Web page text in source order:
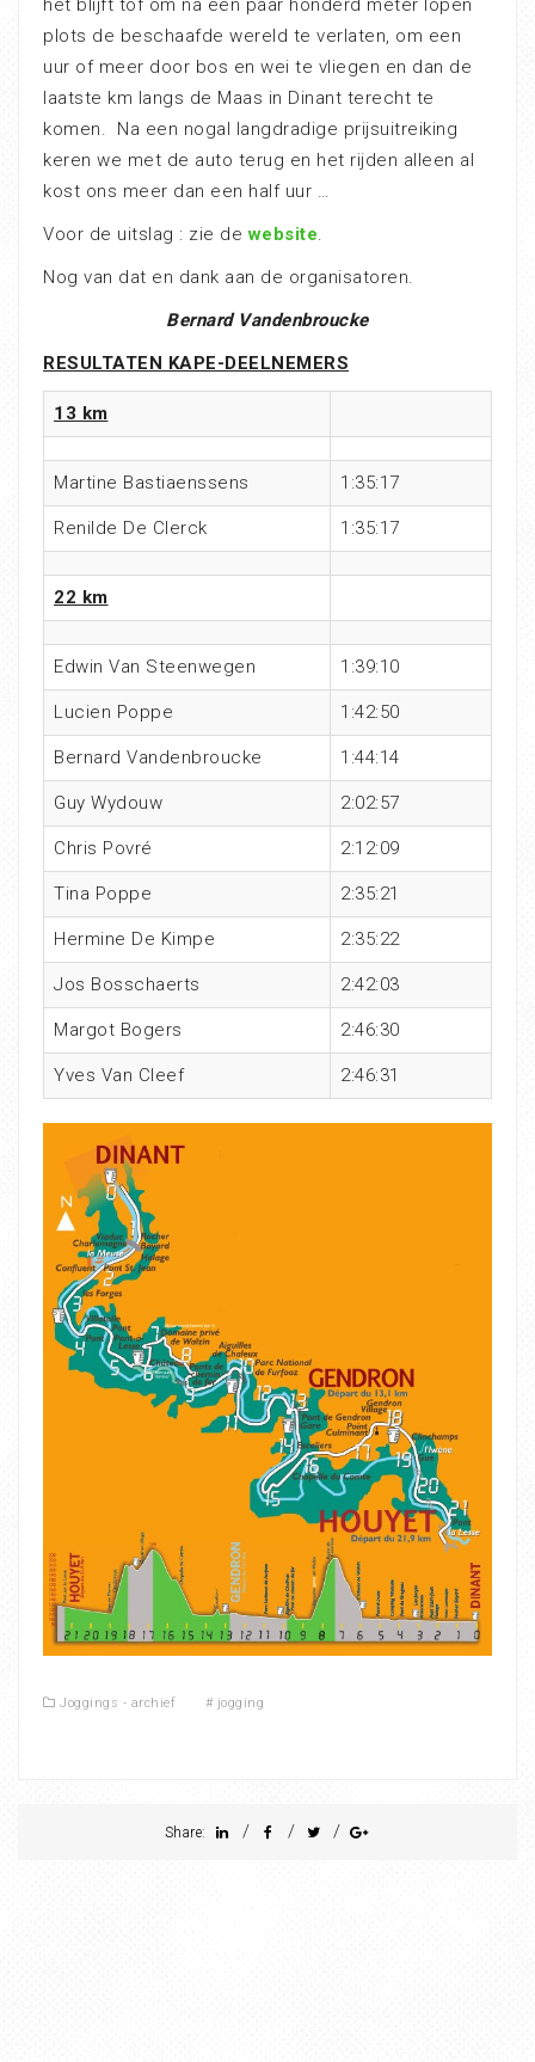
het blijft tof om na een paar honderd meter lopen
plots de beschaafde wereld te verlaten, om een
uur of meer door bos en wei te vliegen en dan de
laatste km langs de Maas in Dinant terecht te
komen. Na een nogal langdradige prijsuitreiking
keren we met de auto terug en het rijden alleen al
kost ons meer dan een half uur …
Voor de uitslag : zie dewebsite.
Nog van dat en dank aan de organisatoren.
Bernard Vandenbroucke
RESULTATEN KAPE-DEELNEMERS
13 km
Martine Bastiaenssens 1:35:17
Renilde De Clerck 1:35:17
22 km
Edwin Van Steenwegen 1:39:10
Lucien Poppe 1:42:50
Bernard Vandenbroucke 1:44:14
Guy Wydouw 2:02:57
Chris Povré 2:12:09
Tina Poppe 2:35:21
Hermine De Kimpe 2:35:22
Jos Bosschaerts 2:42:03
Margot Bogers 2:46:30
Yves Van Cleef 2:46:31
Joggings - archief # jogging
Share: / / /